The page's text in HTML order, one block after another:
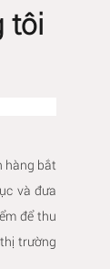
tôi
hàng bắt
và đưa
để thu
trường